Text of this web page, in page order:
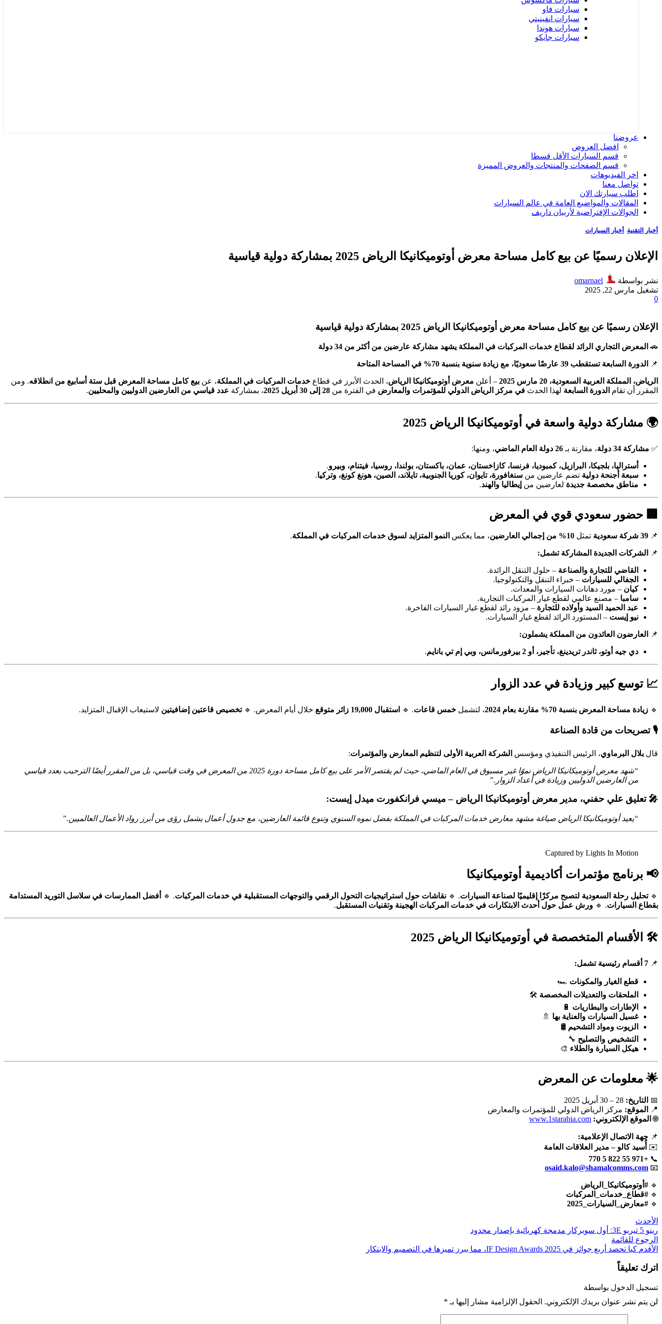
سيارات فاو
سيارات انفينيتي
سيارات هوندا
سيارات جايكو
عروضنا
افضل العروض
قسم السيارات الأقل قسطا
قسم الصفحات والمنتجات والعروض المميزة
اخر الفيديوهات
تواصل معنا
اطلب سيارتك الان
المقالات والمواضيع العامة في عالم السيارات
الجوالات الإفتراضية لأربيان داريف
أخبار التقنية أخبار السيارات
الإعلان رسميًا عن بيع كامل مساحة معرض أوتوميكانيكا الرياض 2025 بمشاركة دولية قياسية
نشر بواسطة
omarnael
تشغيل مارس 22, 2025
0
الإعلان رسميًا عن بيع كامل مساحة معرض أوتوميكانيكا الرياض 2025 بمشاركة دولية قياسية
🚗 المعرض التجاري الرائد لقطاع خدمات المركبات في المملكة يشهد مشاركة عارضين من أكثر من 34 دولة
📌 الدورة السابعة تستقطب 39 عارضًا سعوديًا، مع زيادة سنوية بنسبة 70% في المساحة المتاحة
الرياض، المملكة العربية السعودية، 20 مارس 2025 – أعلن معرض أوتوميكانيكا الرياض، الحدث الأبرز في قطاع خدمات المركبات في المملكة، عن بيع كامل مساحة المعرض قبل ستة أسابيع من انطلاقه. ومن
المقرر أن تقام الدورة السابعة لهذا الحدث في مركز الرياض الدولي للمؤتمرات والمعارض في الفترة من 28 إلى 30 أبريل 2025 ، بمشاركة عدد قياسي من العارضين الدوليين والمحليين.
🌍 مشاركة دولية واسعة في أوتوميكانيكا الرياض 2025
✅ مشاركة 34 دولة ، مقارنة بـ 26 دولة العام الماضي ، ومنها:
أستراليا، بلجيكا، البرازيل، كمبوديا، فرنسا، كازاخستان، عمان، باكستان، بولندا، روسيا، فيتنام، وبيرو.
سبعة أجنحة دولية تضم عارضين من سنغافورة، تايوان، كوريا الجنوبية، تايلاند، الصين، هونغ كونغ، وتركيا.
مناطق مخصصة جديدة لعارضين من إيطاليا والهند.
🏢 حضور سعودي قوي في المعرض
📌 39 شركة سعودية تمثل 10% من إجمالي العارضين ، مما يعكس النمو المتزايد لسوق خدمات المركبات في المملكة.
📌 الشركات الجديدة المشاركة تشمل:
القاضي للتجارة والصناعة – حلول التنقل الرائدة.
الجفالي للسيارات – خبراء التنقل والتكنولوجيا.
كيان – مورد دهانات السيارات والمعدات.
سامبا – مصنع عالمي لقطع غيار المركبات التجارية.
عبد الحميد السيد وأولاده للتجارة – مزود رائد لقطع غيار السيارات الفاخرة.
نيو إيست – المستورد الرائد لقطع غيار السيارات.
📌 العارضون العائدون من المملكة يشملون:
دي جيه أوتو، ثاندر تريدينغ، تأجير، أو 2 بيرفورمانس، وبي إم تي بانايم .
📈 توسع كبير وزيادة في عدد الزوار
🔹 زيادة مساحة المعرض بنسبة 70% مقارنة بعام 2024 ، لتشمل خمس قاعات. 🔹 استقبال 19,000 زائر متوقع خلال أيام المعرض. 🔹تخصيص قاعتين إضافيتين لاستيعاب الإقبال المتزايد.
🎙️ تصريحات من قادة الصناعة
قال بلال البرماوي، الرئيس التنفيذي ومؤسس الشركة العربية الأولى لتنظيم المعارض والمؤتمرات:
“شهد معرض أوتوميكانيكا الرياض نموًا غير مسبوق في العام الماضي، حيث لم يقتصر الأمر على بيع كامل مساحة دورة 2025 من المعرض في وقت قياسي، بل من المقرر أيضًا الترحيب بعدد قياسي
من العارضين الدوليين وزيادة في أعداد الزوار.”
🎤 تعليق علي حفني، مدير معرض أوتوميكانيكا الرياض – ميسي فرانكفورت ميدل إيست:
“يعيد أوتوميكانيكا الرياض صياغة مشهد معارض خدمات المركبات في المملكة بفضل نموه السنوي وتنوع قائمة العارضين، مع جدول أعمال يشمل رؤى من أبرز رواد الأعمال العالميين.”
Captured by Lights In Motion
📢 برنامج مؤتمرات أكاديمية أوتوميكانيكا
🔹تحليل رحلة السعودية لتصبح مركزًا إقليميًا لصناعة السيارات. 🔹 نقاشات حول استراتيجيات التحول الرقمي والتوجهات المستقبلية في خدمات المركبات. 🔹
أفضل الممارسات في سلاسل التوريد المستدامة
بقطاع السيارات. 🔹 ورش عمل حول أحدث الابتكارات في خدمات المركبات الهجينة وتقنيات المستقبل.
🛠️ الأقسام المتخصصة في أوتوميكانيكا الرياض 2025
📌 7 أقسام رئيسية تشمل:
قطع الغيار والمكونات 🏎️
الملحقات والتعديلات المخصصة 🛠️
الإطارات والبطاريات 🔋
غسيل السيارات والعناية بها 🚿
الزيوت ومواد التشحيم 🛢️
التشخيص والتصليح 🔧
هيكل السيارة والطلاء 🎨
🌟 معلومات عن المعرض
📅 التاريخ:
📍
الموقع: مركز الرياض الدولي للمؤتمرات والمعارض
🌐 الموقع الإلكتروني: www.1starabia.com
📌 جهة الاتصال الإعلامية:
✉️ أُسيد كالو – مدير العلاقات العامة
📞
+971 55 822 5 770
📧
osaid.kalo@shamalcomms.com
🔹 #أوتوميكانيكا_الرياض
🔹 #قطاع_خدمات_المركبات
🔹 #معارض_السيارات_2025
الأحدث
رينو 5 تيربو 3E: أول سوبركار مدمجة كهربائية بإصدار محدود
الرجوع للقائمة
الأقدم كيا تحصد أربع جوائز في 2025 IF Design Awards، مما يبرز تميزها في التصميم والابتكار
اترك تعليقاً
تسجيل الدخول بواسطة
لن يتم نشر عنوان بريدك الإلكتروني. الحقول الإلزامية مشار إليها بـ *